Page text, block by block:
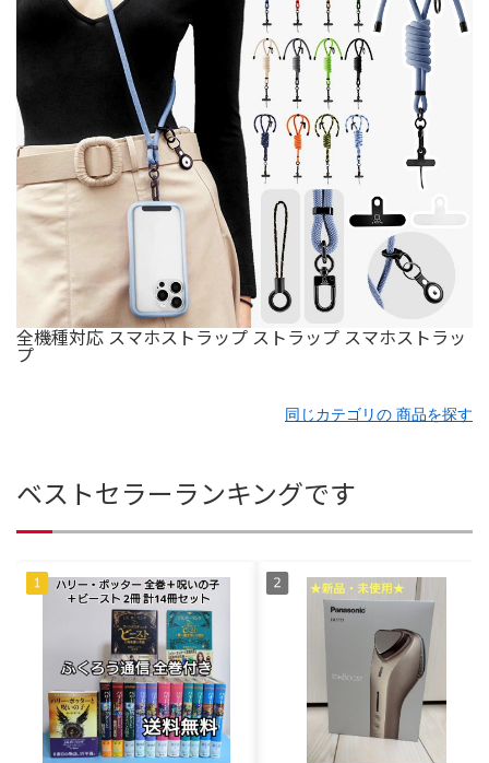
全機種対応 スマホストラップ ストラップ スマホストラッ
プ
同じカテゴリの 商品を探す
ベストセラーランキングです